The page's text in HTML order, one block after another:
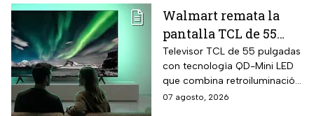
Walmart remata la
pantalla TCL de 55
pulgadas 4K QD-Mini
Led con $6,600 de
descuento en línea y
hasta 24 meses sin
Televisor TCL de 55 pulgadas
con tecnología QD-Mini LED
que combina retroiluminación
Mini LED de casi precisión
07 agosto, 2026